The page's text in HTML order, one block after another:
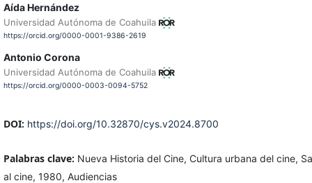
Aída Hernández
Universidad Autónoma de Coahuila
https://orcid.org/0000-0001-9386-2619
Antonio Corona
Universidad Autónoma de Coahuila
https://orcid.org/0000-0003-0094-5752
DOI: https://doi.org/10.32870/cys.v2024.8700
Palabras clave: Nueva Historia del Cine, Cultura urbana del cine,
al cine, 1980, Audiencias